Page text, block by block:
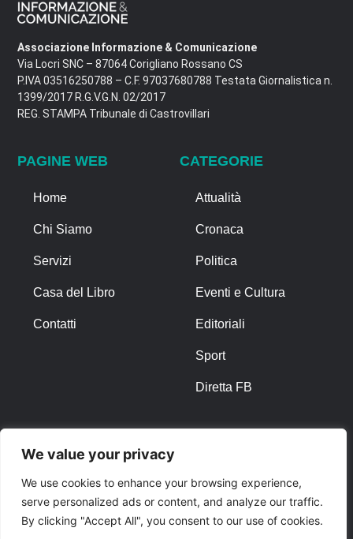
We value your privacy
We use cookies to enhance your browsing experience,
serve personalized ads or content, and analyze our traffic.
By clicking "Accept All", you consent to our use of cookies.
Associazione Informazione & Comunicazione
Via Locri SNC – 87064 Corigliano Rossano CS
P.IVA 03516250788 – C.F. 97037680788 Testata Giornalistica n.
1399/2017 R.G.V.G.N. 02/2017
REG. STAMPA Tribunale di Castrovillari
PAGINE WEB
Home
Chi Siamo
Servizi
Casa del Libro
Contatti
CATEGORIE
Attualità
Cronaca
Politica
Eventi e Cultura
Editoriali
Sport
Diretta FB
Privacy Policy